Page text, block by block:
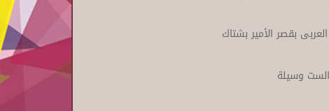
بقصر الأمير بشتاك
وسيلة